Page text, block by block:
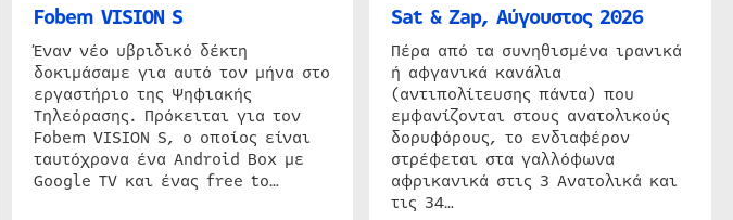
Fobem VISION S
Έναν νέο υβριδικό δέκτη
δοκιμάσαμε για αυτό τον μήνα στο
εργαστήριο της Ψηφιακής
Τηλεόρασης. Πρόκειται για τον
Fobem VISION S, ο οποίος είναι
ταυτόχρονα ένα Android Box με
Google TV και ένας free to…
Sat & Zap, Αύγουστος 2026
Πέρα από τα συνηθισμένα ιρανικά
ή αφγανικά κανάλια
(αντιπολίτευσης πάντα) που
εμφανίζονται στους ανατολικούς
δορυφόρους, το ενδιαφέρον
στρέφεται στα γαλλόφωνα
αφρικανικά στις 3 Ανατολικά και
τις 34…